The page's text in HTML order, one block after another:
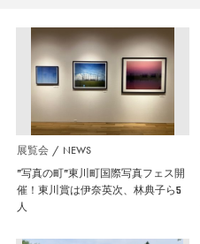
展覧会 NEWS
”写真の町”東川町国際写真フェス開
催！東川賞は伊奈英次、林典子ら5
人